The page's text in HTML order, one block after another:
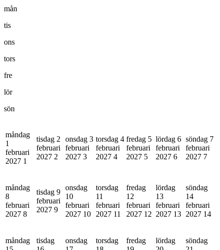
mån
tis
ons
tors
fre
lör
sön
måndag
1
februari
2027 1
tisdag 2
februari
2027 2
onsdag 3
februari
2027 3
torsdag 4
februari
2027 4
fredag 5
februari
2027 5
lördag 6
februari
2027 6
söndag 7
februari
2027 7
måndag
8
februari
2027 8
tisdag 9
februari
2027 9
onsdag
10
februari
2027 10
torsdag
11
februari
2027 11
fredag
12
februari
2027 12
lördag
13
februari
2027 13
söndag
14
februari
2027 14
måndag
tisdag
onsdag
torsdag
fredag
lördag
söndag